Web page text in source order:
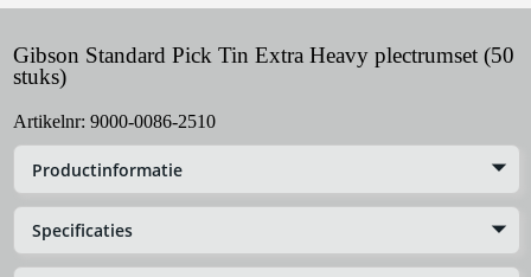
Gibson Standard Pick Tin Extra Heavy plectrumset (50
stuks)
Artikelnr: 9000-0086-2510
Productinformatie
Specificaties